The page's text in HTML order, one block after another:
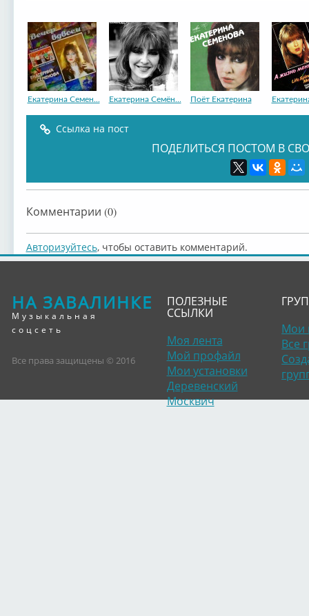
Екатерина Семен... Екатерина Семён... Поёт Екатерина
Ссылка на пост
ПОДЕЛИТЬСЯ ПОСТОМ В
Комментарии (0)
Авторизуйтесь, чтобы оставить комментарий.
НА ЗАВАЛИНКЕ
Музыкальная
соцсеть
Все права защищены © 2016
ПОЛЕЗНЫЕ
ССЫЛКИ
Моя лента
Мой профайл
Мои установки
Деревенский
Москвич
Мои
Все